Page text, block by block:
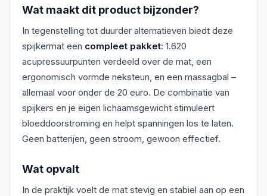
Wat maakt dit product bijzonder?
In tegenstelling tot duurder alternatieven biedt deze
spijkermat een compleet pakket: 1.620
acupressuurpunten verdeeld over de mat, een
ergonomisch vormde neksteun, en een massagbal –
allemaal voor onder de 20 euro. De combinatie van
spijkers en je eigen lichaamsgewicht stimuleert
bloeddoorstroming en helpt spanningen los te laten.
Geen batterijen, geen stroom, gewoon effectief.
Wat opvalt
In de praktijk voelt de mat stevig en stabiel aan op een